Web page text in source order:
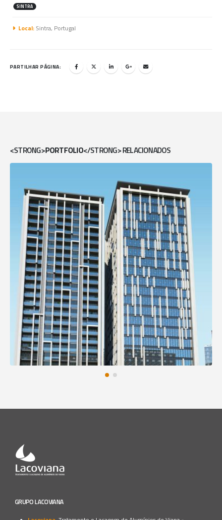
SINTRA
Local: Sintra, Portugal
PARTILHAR PÁGINA:
<STRONG>PORTFOLIO</STRONG> RELACIONADOS
GRUPO LACOVIANA